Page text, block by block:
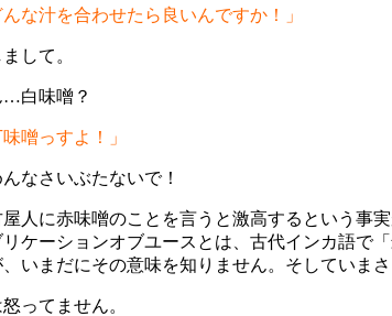
な汁を合わせたら良いんですか！」
して。
…白味噌？
噌っすよ！」
なさいぶたないで！
人に赤味噌のことを言うと激高するという事
ケーションオブユースとは、古代インカ語で
いまだにその意味を知りません。そしていま
ってません。